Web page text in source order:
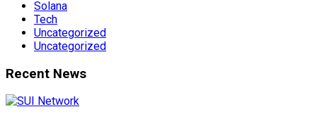
Solana
Tech
Uncategorized
Uncategorized
Recent News